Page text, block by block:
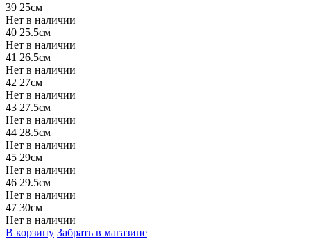
39 25см
Нет в наличии
40 25.5см
Нет в наличии
41 26.5см
Нет в наличии
42 27см
Нет в наличии
43 27.5см
Нет в наличии
44 28.5см
Нет в наличии
45 29см
Нет в наличии
46 29.5см
Нет в наличии
47 30см
Нет в наличии
В корзину Забрать в магазине